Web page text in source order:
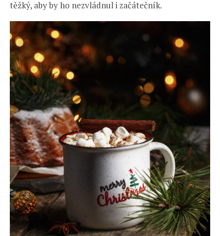
těžký, aby by ho nezvládnul i začátečník.